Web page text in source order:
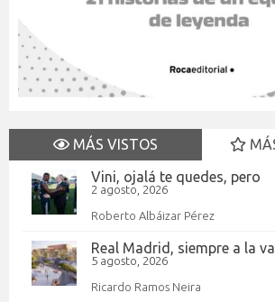
MÁS VISTOS
Vini, ojalá te quedes, pero
2 agosto, 2026
Roberto Albáizar Pérez
Real Madrid, siempre a la
5 agosto, 2026
Ricardo Ramos Neira